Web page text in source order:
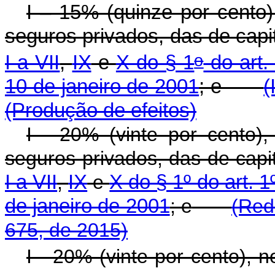
I – 15% (quinze por
seguros privados, das de
I a VII,IXeX do § 1odo art.
10 de janeiro de 2001; e
(Produção de efeitos)
I - 20% (vinte por
seguros privados, das de
I a VII,IXeX do § 1º do art.
de janeiro de 2001; e
675, de 2015)
I - 20% (vinte por cento),